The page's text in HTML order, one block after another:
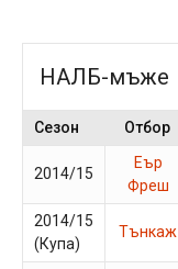
НАЛБ-мъже
Сезон Отбор
2014/15
Еър
Фреш
2014/15
(Купа)
Тънкаж